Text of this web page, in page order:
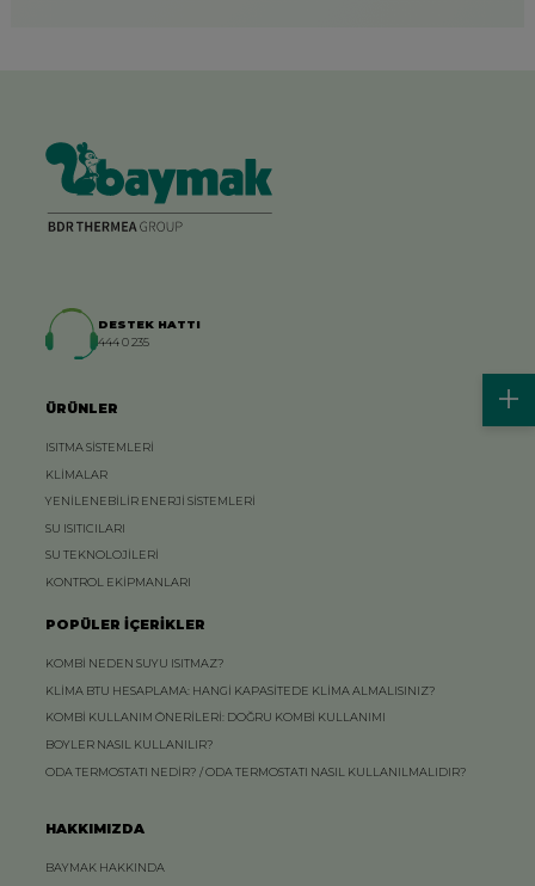
DESTEK HATTI
444 0 235
ÜRÜNLER
ISITMA SİSTEMLERİ
KLİMALAR
YENİLENEBİLİR ENERJİ SİSTEMLERİ
SU ISITICILARI
SU TEKNOLOJİLERİ
KONTROL EKİPMANLARI
POPÜLER İÇERİKLER
KOMBİ NEDEN SUYU ISITMAZ?
KLİMA BTU HESAPLAMA: HANGİ KAPASİTEDE KLİMA ALMALISINIZ?
KOMBİ KULLANIM ÖNERİLERİ: DOĞRU KOMBİ KULLANIMI
BOYLER NASIL KULLANILIR?
ODA TERMOSTATI NEDİR? / ODA TERMOSTATI NASIL KULLANILMALIDIR?
HAKKIMIZDA
BAYMAK HAKKINDA